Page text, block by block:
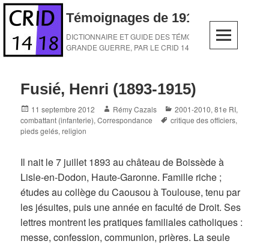
Skip
content
Témoignages de 1914-1918
DICTIONNAIRE ET GUIDE DES TÉMOINS DE LA
GRANDE GUERRE, PAR LE CRID 14-18
Fusié, Henri (1893-1915)
Posted
on
11 septembre 2012 Author
Rémy Cazals Categories
2001-2010,81e RI,
combattant (infanterie),Correspondance Tags
critique des officiers,
pieds gelés,religion
Il nait le 7 juillet 1893 au château de Boissède à
Lisle-en-Dodon, Haute-Garonne. Famille riche ;
études au collège du Caousou à Toulouse, tenu par
les jésuites, puis une année en faculté de Droit. Ses
lettres montrent les pratiques familiales catholiques :
messe, confession, communion, prières. La seule